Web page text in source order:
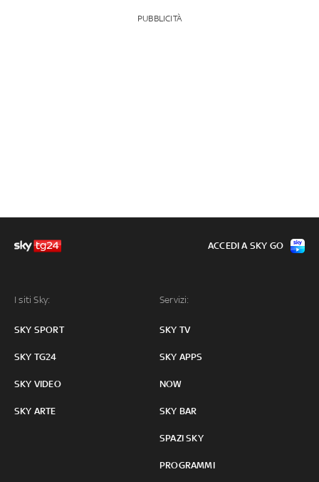
PUBBLICITÀ
I siti Sky:
SKY SPORT
SKY TG24
SKY VIDEO
SKY ARTE
Servizi:
SKY TV
SKY APPS
NOW
SKY BAR
SPAZI SKY
PROGRAMMI
ACCEDI A SKY GO